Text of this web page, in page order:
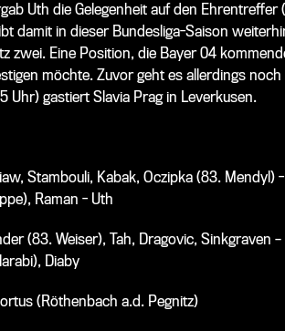
Uth die Gelegenheit auf den
damit in dieser Bundesliga-Saison
zwei. Eine Position, die Bayer 04
möchte. Zuvor geht es allerdings
Uhr) gastiert Slavia Prag in Leverkusen.
Stambouli, Kabak, Oczipka (83.
Raman - Uth
(83. Weiser), Tah, Dragovic, Sinkgraven
Diaby
(Röthenbach a.d. Pegnitz)